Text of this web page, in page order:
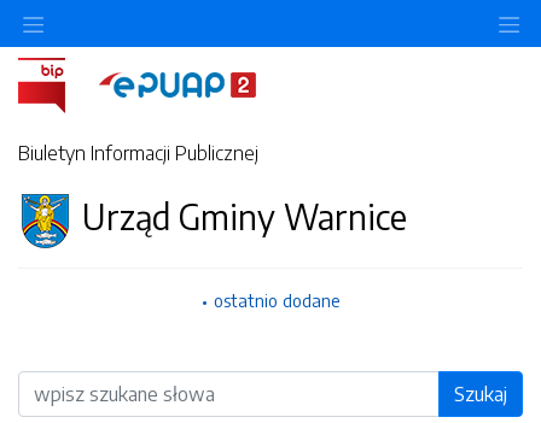
Biuletyn Informacji Publicznej
Urząd Gminy Warnice
ostatnio dodane
Wyszukiwarka Szukaj